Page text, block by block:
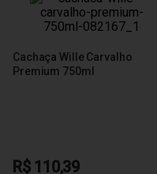
Cachaça Wille Carvalho
Premium 750ml
R$ 110,39